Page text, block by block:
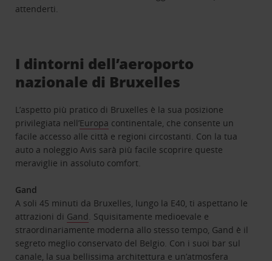
attenderti.
I dintorni dell’aeroporto
nazionale di Bruxelles
L’aspetto più pratico di Bruxelles è la sua posizione
privilegiata nell’Europa continentale, che consente un
facile accesso alle città e regioni circostanti. Con la tua
auto a noleggio Avis sarà più facile scoprire queste
meraviglie in assoluto comfort.
Gand
A soli 45 minuti da Bruxelles, lungo la E40, ti aspettano le
attrazioni di Gand. Squisitamente medioevale e
straordinariamente moderna allo stesso tempo, Gand è il
segreto meglio conservato del Belgio. Con i suoi bar sul
canale, la sua bellissima architettura e un’atmosfera